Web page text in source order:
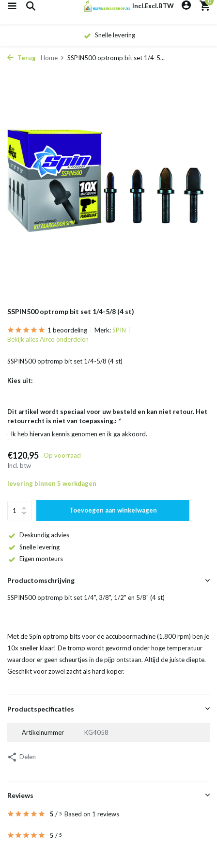
Incl.Excl.BTW
Snelle levering
Terug Home SSPIN500 optromp bit set 1/4-5...
SSPIN500 optromp bit set 1/4-5/8 (4 st)
1 beoordeling Merk:SPIN
Bekijk alles Airco onderdelen
SSPIN500 optromp bit set 1/4-5/8 (4 st)
Kies uit:
Dit artikel wordt speciaal voor uw besteld en kan niet retour. Het
retourrecht is niet van toepassing.: *
Ik heb hiervan kennis genomen en ik ga akkoord.
€120,95
Op voorraad
Incl. btw
levering binnen 5 werkdagen
Toevoegen aan winkelwagen
Deskundig advies
Snelle levering
Eigen monteurs
Productomschrijving
SSPIN500 optromp bit set 1/4", 3/8", 1/2" en 5/8" (4 st)
Met de Spin optromp bits voor de accuboormachine (1.800 rpm) ben je
10x sneller klaar! De tromp wordt gevormd onder hoge temperatuur
waardoor er geen scheurtjes in de pijp ontstaan. Altijd de juiste diepte.
Geschikt voor zowel zacht als hard koper.
Productspecificaties
Artikelnummer KG4058
Delen
Reviews
5 / 5 Based on 1 reviews
5 / 5